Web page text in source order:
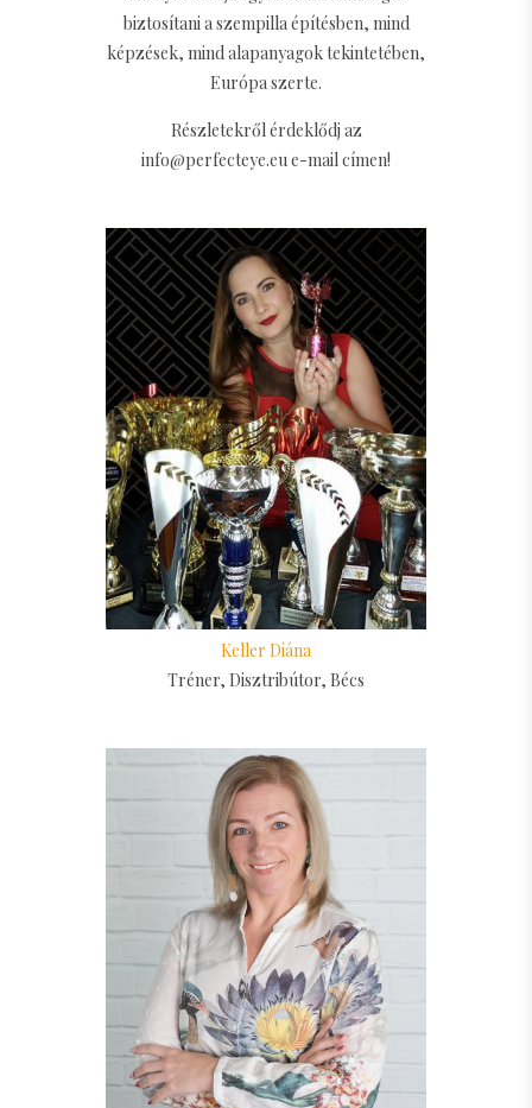
biztosítani a szempilla építésben, mind
képzések, mind alapanyagok tekintetében,
Európa szerte.
Részletekről érdeklődj az
info@perfecteye.eu e-mail címen!
Keller Diána
Tréner, Disztribútor, Bécs